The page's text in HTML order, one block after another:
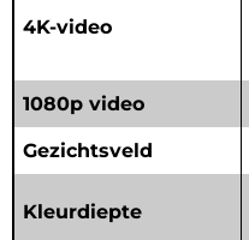
4K-video
1080p video
Gezichtsveld
Kleurdiepte